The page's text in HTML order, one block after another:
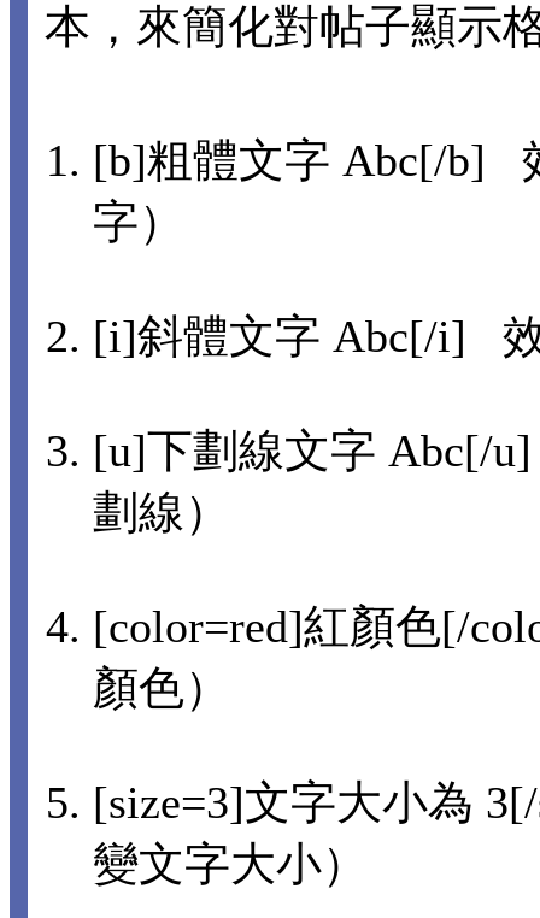
本，來簡化對帖子顯示
[b]粗體文字 Abc[/b]
字）
[i]斜體文字 Abc[/i]
[u]下劃線文字 Abc[/
劃線）
[color=red]紅顏色[/
顏色）
[size=3]文字大小為
變文字大小）